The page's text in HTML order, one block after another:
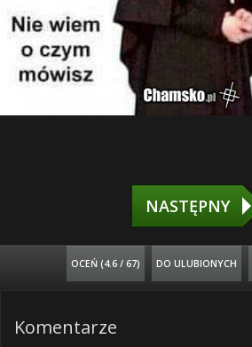
NASTĘPNY
OCEŃ (4.6 / 67) DO ULUBIONYCH
Komentarze